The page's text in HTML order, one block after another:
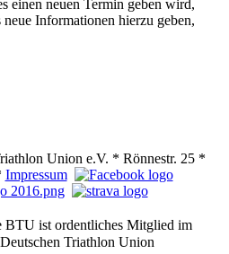
einen neuen Termin geben wird,
Informationen hierzu geben,
Union e.V. * Rönnestr. 25 *
Impressum
BTU ist ordentliches Mitglied im
Triathlon Union